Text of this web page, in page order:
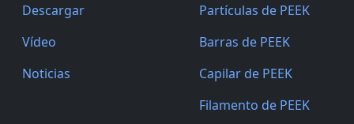
Descargar
Vídeo
Noticias
Partículas de PEEK
Barras de PEEK
Capilar de PEEK
Filamento de PEEK